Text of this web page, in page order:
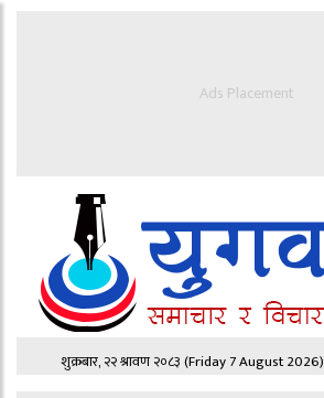
Ads Placement
शुक्रबार, २२ श्रावण २०८३(Friday 7 August 2026)